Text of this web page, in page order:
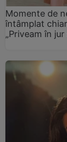
Momente de
întâmplat
„Priveam în